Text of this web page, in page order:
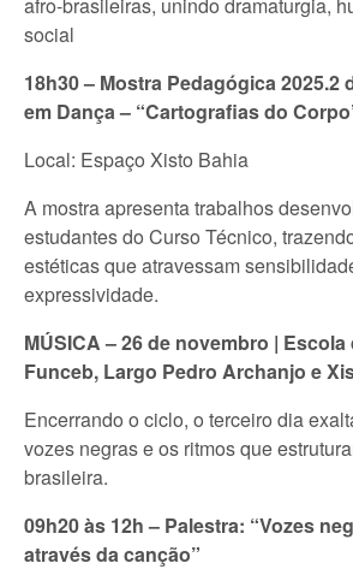
afro-brasileiras, unindo dramaturgia,
social
18h30 – Mostra Pedagógica 2025.2
em Dança – “Cartografias do
Local: Espaço Xisto Bahia
A mostra apresenta trabalhos
estudantes do Curso Técnico,
estéticas que atravessam
expressividade.
MÚSICA – 26 de novembro |
Funceb, Largo Pedro Archanjo e
Encerrando o ciclo, o terceiro dia
vozes negras e os ritmos que
brasileira.
09h20 às 12h – Palestra: “Vozes
através da canção”